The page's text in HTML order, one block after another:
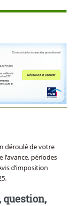
déroulé de votre
l’avance, périodes
d’imposition
question,